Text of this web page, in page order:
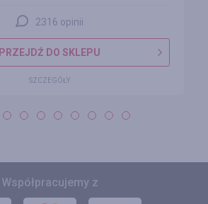
2316 opinii
PRZEJDŹ DO SKLEPU
SZCZEGÓŁY
Współpracujemy z